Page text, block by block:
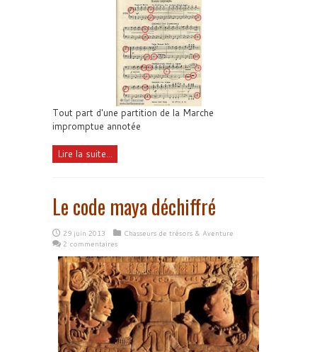
Tout part d'une partition de la Marche
impromptue annotée
Lire la suite...
Le code maya déchiffré
29 juin 2013
Chasseurs de trésors & Aventure
2 commentaires